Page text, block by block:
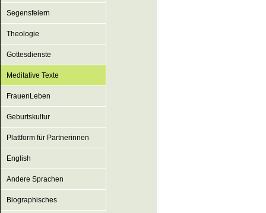
Segensfeiern
Theologie
Gottesdienste
Meditative Texte
FrauenLeben
Geburtskultur
Plattform für Partnerinnen
English
Andere Sprachen
Biographisches